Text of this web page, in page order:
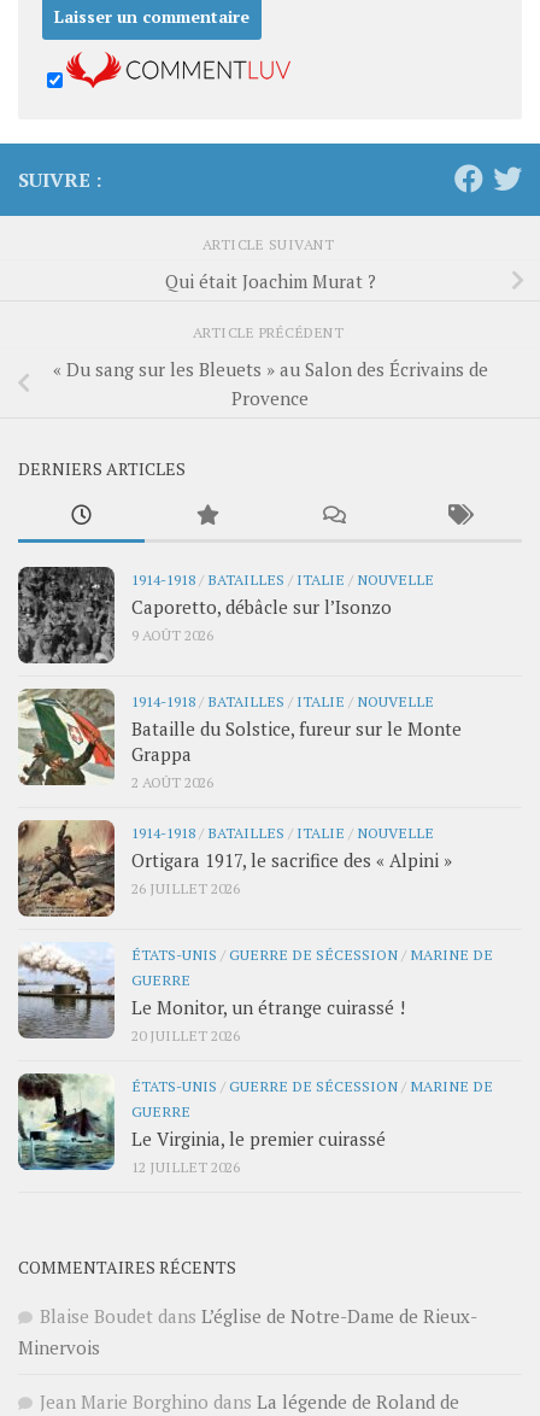
SUIVRE :
ARTICLE SUIVANT
Qui était Joachim Murat ?
ARTICLE PRÉCÉDENT
« Du sang sur les Bleuets » au Salon des Écrivains de
Provence
DERNIERS ARTICLES
1914-1918/ BATAILLES / ITALIE / NOUVELLE
Caporetto, débâcle sur l’Isonzo
9 AOÛT 2026
1914-1918/ BATAILLES / ITALIE / NOUVELLE
Bataille du Solstice, fureur sur le Monte
Grappa
2 AOÛT 2026
1914-1918/ BATAILLES / ITALIE / NOUVELLE
Ortigara 1917, le sacrifice des « Alpini »
26 JUILLET 2026
ÉTATS-UNIS /GUERRE DE SÉCESSION/ MARINE DE
GUERRE
Le Monitor, un étrange cuirassé !
20 JUILLET 2026
ÉTATS-UNIS /GUERRE DE SÉCESSION/ MARINE DE
GUERRE
Le Virginia, le premier cuirassé
12 JUILLET 2026
COMMENTAIRES RÉCENTS
Blaise Boudet dans L’église de Notre-Dame de Rieux-
Minervois
Jean Marie Borghino dans La légende de Roland de